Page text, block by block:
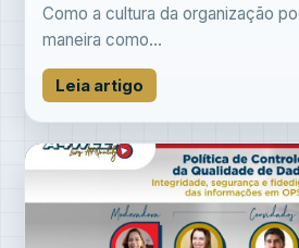
Como a cultura da organização
maneira como...
Leia artigo